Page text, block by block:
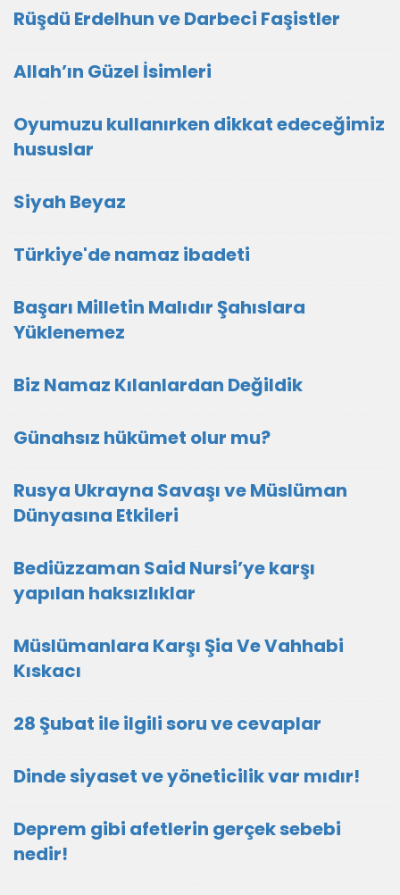
Rüşdü Erdelhun ve Darbeci Faşistler
Allah’ın Güzel İsimleri
Oyumuzu kullanırken dikkat edeceğimiz
hususlar
Siyah Beyaz
Türkiye'de namaz ibadeti
Başarı Milletin Malıdır Şahıslara
Yüklenemez
Biz Namaz Kılanlardan Değildik
Günahsız hükümet olur mu?
Rusya Ukrayna Savaşı ve Müslüman
Dünyasına Etkileri
Bediüzzaman Said Nursi’ye karşı
yapılan haksızlıklar
Müslümanlara Karşı Şia Ve Vahhabi
Kıskacı
28 Şubat ile ilgili soru ve cevaplar
Dinde siyaset ve yöneticilik var mıdır!
Deprem gibi afetlerin gerçek sebebi
nedir!